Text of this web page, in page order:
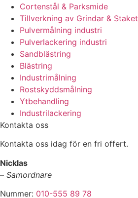
Cortenstål & Parksmide
Tillverkning av Grindar & Staket
Pulvermålning industri
Pulverlackering industri
Sandblästring
Blästring
Industrimålning
Rostskyddsmålning
Ytbehandling
Industrilackering
Kontakta oss
Kontakta oss idag för en fri offert.
Nicklas
– Samordnare
Nummer: 010-555 89 78